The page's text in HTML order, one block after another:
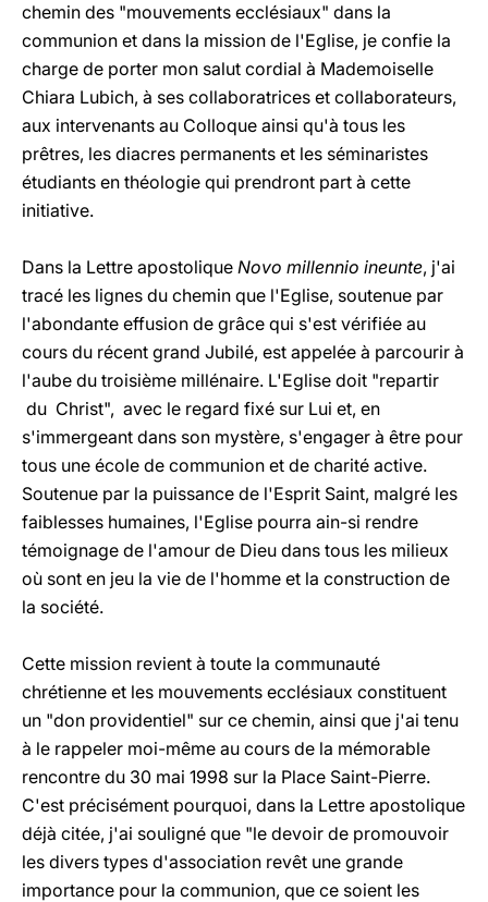
chemin des "mouvements ecclésiaux" dans la
communion et dans la mission de l'Eglise, je confie la
charge de porter mon salut cordial à Mademoiselle
Chiara Lubich, à ses collaboratrices et collaborateurs,
aux intervenants au Colloque ainsi qu'à tous les
prêtres, les diacres permanents et les séminaristes
étudiants en théologie qui prendront part à cette
initiative.
Dans la Lettre apostolique Novo millennio ineunte, j'ai
tracé les lignes du chemin que l'Eglise, soutenue par
l'abondante effusion de grâce qui s'est vérifiée au
cours du récent grand Jubilé, est appelée à parcourir à
l'aube du troisième millénaire. L'Eglise doit "repartir
du Christ", avec le regard fixé sur Lui et, en
s'immergeant dans son mystère, s'engager à être pour
tous une école de communion et de charité active.
Soutenue par la puissance de l'Esprit Saint, malgré les
faiblesses humaines, l'Eglise pourra ain-si rendre
témoignage de l'amour de Dieu dans tous les milieux
où sont en jeu la vie de l'homme et la construction de
la société.
Cette mission revient à toute la communauté
chrétienne et les mouvements ecclésiaux constituent
un "don providentiel" sur ce chemin, ainsi que j'ai tenu
à le rappeler moi-même au cours de la mémorable
rencontre du 30 mai 1998 sur la Place Saint-Pierre.
C'est précisément pourquoi, dans la Lettre apostolique
déjà citée, j'ai souligné que "le devoir de promouvoir
les divers types d'association revêt une grande
importance pour la communion, que ce soient les